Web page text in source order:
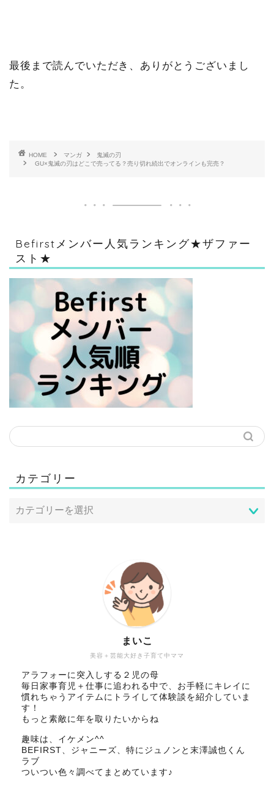
最後まで読んでいただき、ありがとうございまし
た。
HOME マンガ
鬼滅の刃
GU×鬼滅の刃はどこで売ってる？売り切れ続出でオンラインも完売？
Befirstメンバー人気ランキング★ザファー
スト★
カテゴリー
美容＋芸能大好き子育て中ママ
まいこ
アラフォーに突入しする２児の母
毎日家事育児＋仕事に追われる中で、お手軽にキレイに
慣れちゃうアイテムにトライして体験談を紹介していま
す！
もっと素敵に年を取りたいからね
趣味は、イケメン^^
BEFIRST、ジャニーズ、特にジュノンと末澤誠也くん
ラブ
ついつい色々調べてまとめています♪